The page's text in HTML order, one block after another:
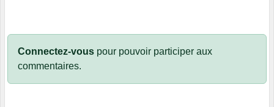
Connectez-vous pour pouvoir participer aux
commentaires.